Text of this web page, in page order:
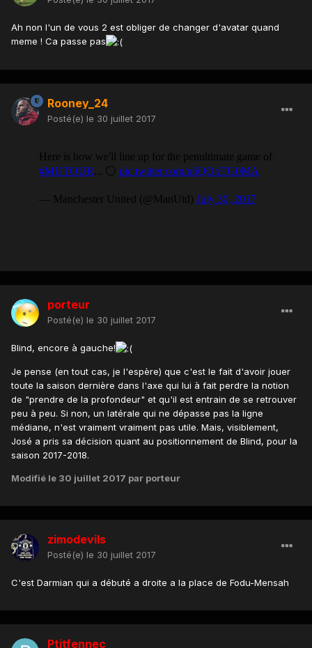
Ah non l'un de vous 2 est obliger de changer d'avatar quand
meme ! Ca passe pas
Rooney_24
Posté(e) le 30 juillet 2017
porteur
Posté(e) le 30 juillet 2017
Blind, encore à gauche!
Je pense (en tout cas, je l'espère) que c'est le fait d'avoir jouer
toute la saison dernière dans l'axe qui lui à fait perdre la notion
de "prendre de la profondeur" et qu'il est entrain de se retrouver
peu à peu. Si non, un latérale qui ne dépasse pas la ligne
médiane, n'est vraiment vraiment pas utile. Mais, visiblement,
José a pris sa décision quant au positionnement de Blind, pour la
saison 2017-2018.
Modifié le 30 juillet 2017 par porteur
zimodevils
Posté(e) le 30 juillet 2017
C'est Darmian qui a débuté a droite a la place de Fodu-Mensah
Ptitfennec